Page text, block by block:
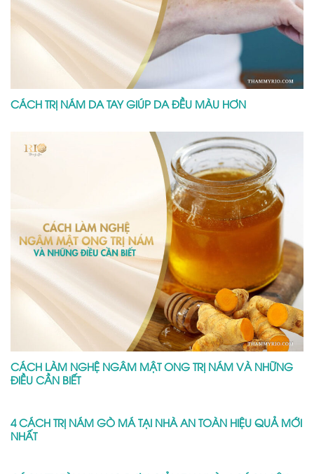
CÁCH TRỊ NÁM DA TAY GIÚP DA ĐỀU MÀU HƠN
CÁCH LÀM NGHỆ NGÂM MẬT ONG TRỊ NÁM VÀ NHỮNG
ĐIỀU CẦN BIẾT
4 CÁCH TRỊ NÁM GÒ MÁ TẠI NHÀ AN TOÀN HIỆU QUẢ MỚI
NHẤT